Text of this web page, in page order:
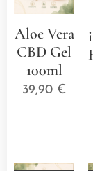
Aloe Vera
CBD Gel
100ml
39,90 €